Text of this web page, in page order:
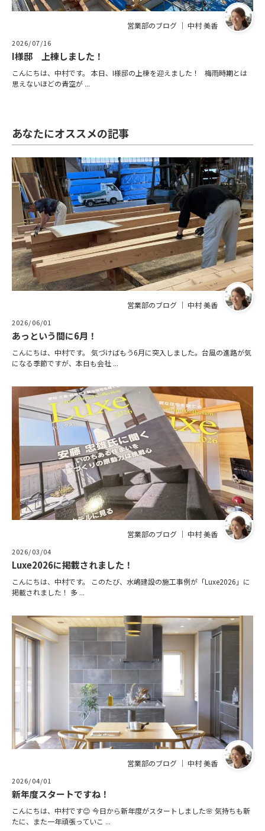
営業部のブログ ｜ 中村 美香
2026/07/16
I様邸 上棟しました！
こんにちは、中村です。 本日、I様邸の上棟を迎えました！ 梅雨時期とは
思えないほどの青空が ...
あなたにオススメの記事
営業部のブログ ｜ 中村 美香
2026/06/01
あっという間に6月！
こんにちは、中村です。 気づけばもう6月に突入しました。台風の進路が気
になる季節ですが、本日も会社 ...
営業部のブログ ｜ 中村 美香
2026/03/04
Luxe2026に掲載されました！
こんにちは、中村です。 このたび、水嶋建設の施工事例が「Luxe2026」に
掲載されました！ 多 ...
営業部のブログ ｜ 中村 美香
2026/04/01
新年度スタートですね！
こんにちは、中村です😊 今日から新年度がスタートしました🌸 気持ちも新
たに、また一年頑張っていこ ...